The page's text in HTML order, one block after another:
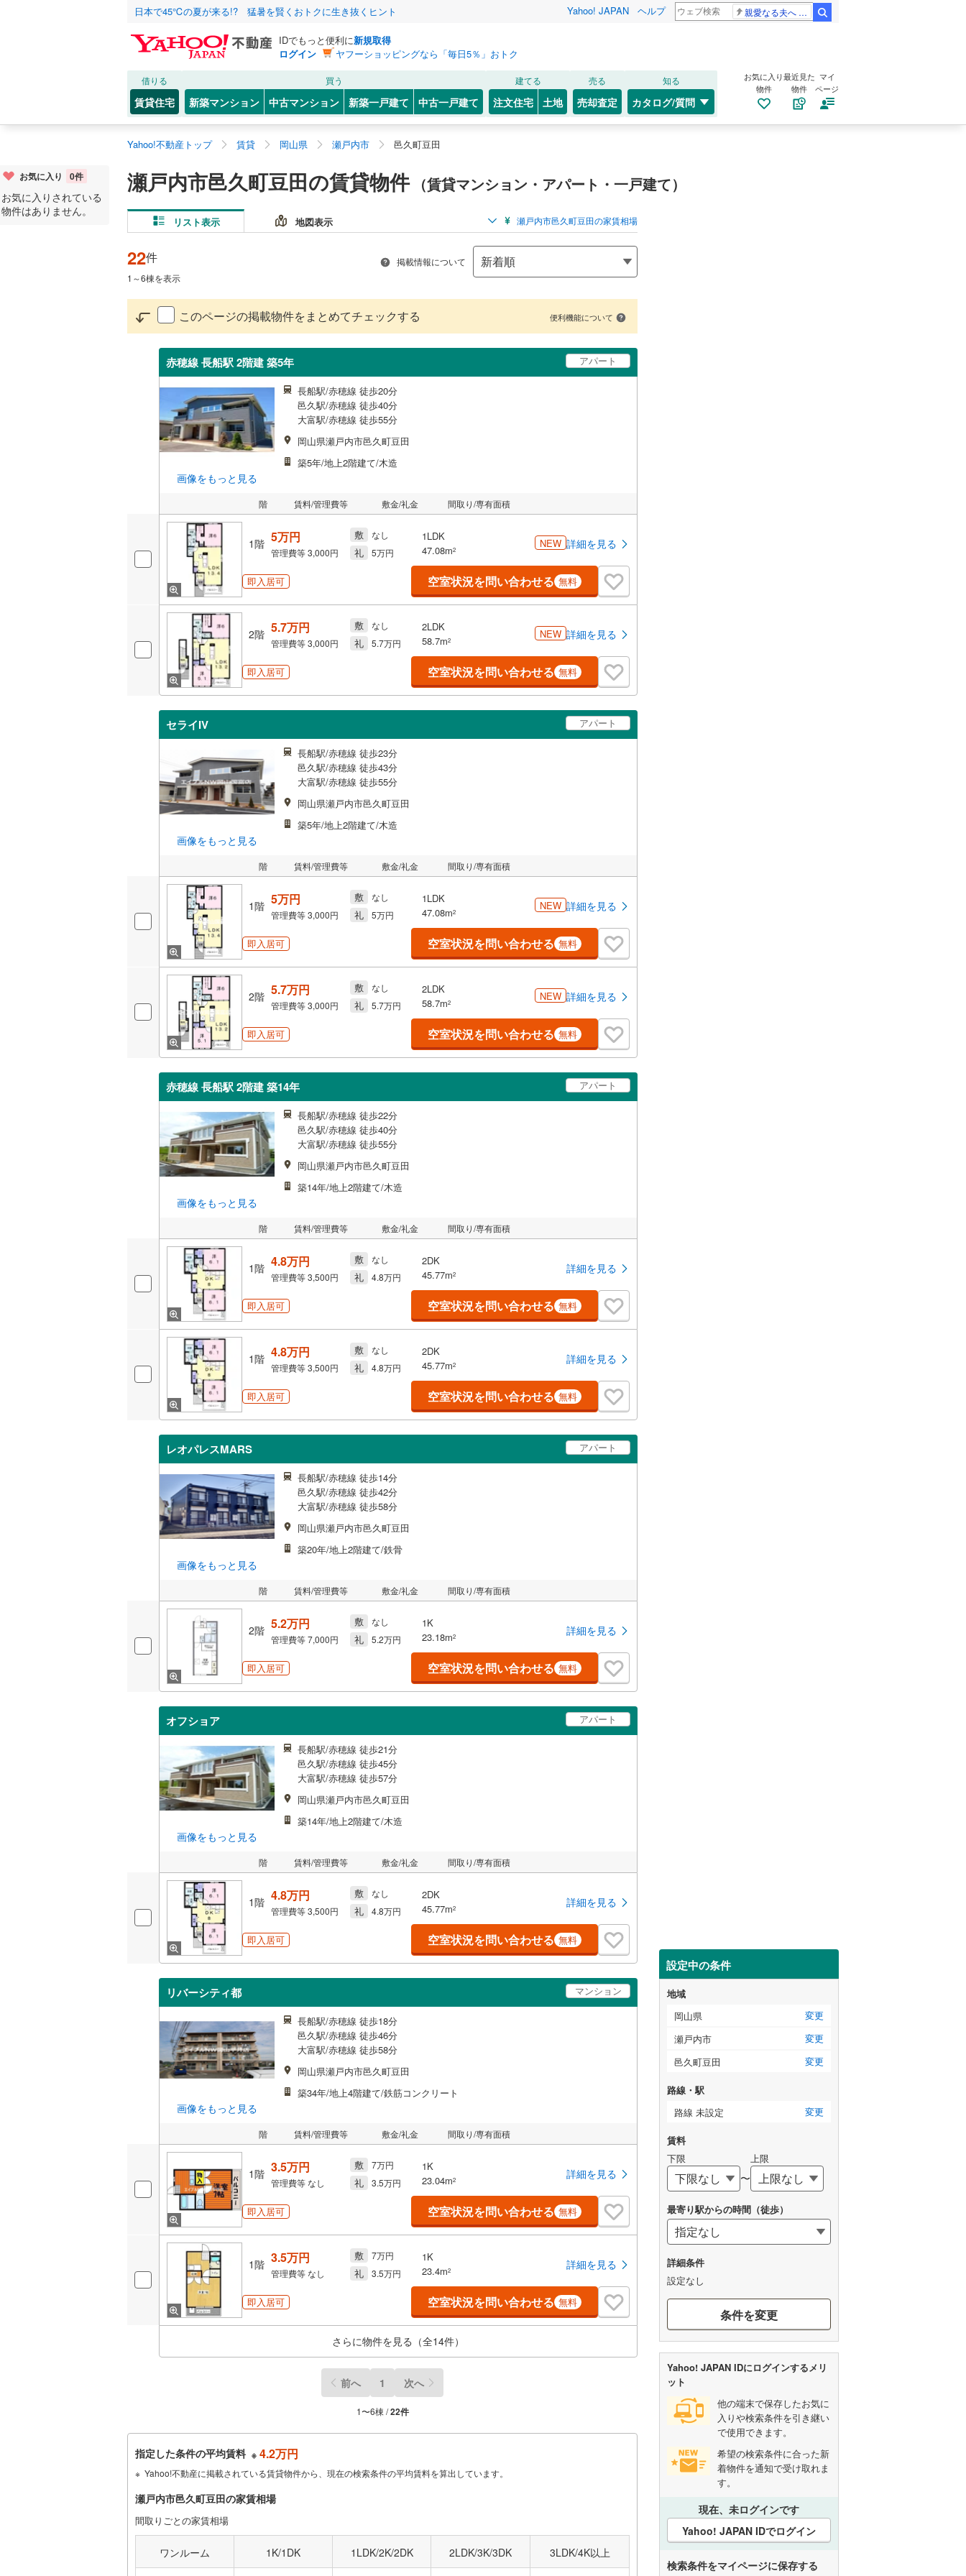
日本で45℃の夏が来る!? 猛暑を賢くおトクに生き抜くヒント Yahoo! JAPAN ヘルプ 親愛なる夫へ 高島ファミリー
IDでもっと便利に新規取得
ログイン
ヤフーショッピングなら「毎日5％」おトク
借りる
賃貸住宅
買う
新築マンション 中古マンション 新築一戸建て 中古一戸建て
建てる
注文住宅 土地
売る
売却査定
知る
カタログ/質問
お気に入り
物件
最近見た
物件
マイ
ページ
Yahoo!不動産トップ 賃貸 岡山県 瀬戸内市 邑久町豆田
瀬戸内市邑久町豆田の賃貸物件 （賃貸マンション・アパート・一戸建て）
リスト表示 地図表示 瀬戸内市邑久町豆田の家賃相場
22件
1 ～6棟を表示
掲載情報について
このページの掲載物件をまとめてチェックする 便利機能について
赤穂線 長船駅 2階建 築5年 アパート
画像をもっと見る
長船駅/赤穂線 徒歩20分
邑久駅/赤穂線 徒歩40分
大富駅/赤穂線 徒歩55分
岡山県瀬戸内市邑久町豆田
築5年/地上2階建て/木造
階 賃料/管理費等 敷金/礼金 間取り/専有面積
1階 5万円
管理費等3,000円
敷 なし
礼 5万円
1LDK
47.08m2
NEW 詳細を見る
即入居可 空室状況を問い合わせる 無料
2階 5.7万円
管理費等3,000円
敷 なし
礼 5.7万円
2LDK
58.7m2
NEW 詳細を見る
即入居可 空室状況を問い合わせる 無料
セライIV アパート
画像をもっと見る
長船駅/赤穂線 徒歩23分
邑久駅/赤穂線 徒歩43分
大富駅/赤穂線 徒歩55分
岡山県瀬戸内市邑久町豆田
築5年/地上2階建て/木造
階 賃料/管理費等 敷金/礼金 間取り/専有面積
1階 5万円
管理費等3,000円
敷 なし
礼 5万円
1LDK
47.08m2
NEW 詳細を見る
即入居可 空室状況を問い合わせる 無料
2階 5.7万円
管理費等3,000円
敷 なし
礼 5.7万円
2LDK
58.7m2
NEW 詳細を見る
即入居可 空室状況を問い合わせる 無料
赤穂線 長船駅 2階建 築14年 アパート
画像をもっと見る
長船駅/赤穂線 徒歩22分
邑久駅/赤穂線 徒歩40分
大富駅/赤穂線 徒歩55分
岡山県瀬戸内市邑久町豆田
築14年/地上2階建て/木造
階 賃料/管理費等 敷金/礼金 間取り/専有面積
1階 4.8万円
管理費等3,500円
敷 なし
礼 4.8万円
2DK
45.77m2 詳細を見る
即入居可 空室状況を問い合わせる 無料
1階 4.8万円
管理費等3,500円
敷 なし
礼 4.8万円
2DK
45.77m2 詳細を見る
即入居可 空室状況を問い合わせる 無料
レオパレスMARS アパート
画像をもっと見る
長船駅/赤穂線 徒歩14分
邑久駅/赤穂線 徒歩42分
大富駅/赤穂線 徒歩58分
岡山県瀬戸内市邑久町豆田
築20年/地上2階建て/鉄骨
階 賃料/管理費等 敷金/礼金 間取り/専有面積
2階 5.2万円
管理費等7,000円
敷 なし
礼 5.2万円
1K
23.18m2 詳細を見る
即入居可 空室状況を問い合わせる 無料
オフショア アパート
画像をもっと見る
長船駅/赤穂線 徒歩21分
邑久駅/赤穂線 徒歩45分
大富駅/赤穂線 徒歩57分
岡山県瀬戸内市邑久町豆田
築14年/地上2階建て/木造
階 賃料/管理費等 敷金/礼金 間取り/専有面積
1階 4.8万円
管理費等3,500円
敷 なし
礼 4.8万円
2DK
45.77m2 詳細を見る
即入居可 空室状況を問い合わせる 無料
リバーシティ都 マンション
画像をもっと見る
長船駅/赤穂線 徒歩18分
邑久駅/赤穂線 徒歩46分
大富駅/赤穂線 徒歩58分
岡山県瀬戸内市邑久町豆田
築34年/地上4階建て/鉄筋コンクリート
階 賃料/管理費等 敷金/礼金 間取り/専有面積
1階 3.5万円
管理費等なし
敷 7万円
礼 3.5万円
1K
23.04m2 詳細を見る
即入居可 空室状況を問い合わせる 無料
1階 3.5万円
管理費等なし
敷 7万円
礼 3.5万円
1K
23.4m2 詳細を見る
即入居可 空室状況を問い合わせる 無料
さらに物件を見る（全14件）
前へ 1 次へ
1〜6棟 /22件
指定した条件の平均賃料 ※ 4.2万円
Yahoo!不動産に掲載されている賃貸物件から、現在の検索条件の平均賃料を算出しています。
瀬戸内市邑久町豆田の家賃相場
間取りごとの家賃相場
ワンルーム 1K/1DK 1LDK/2K/2DK 2LDK/3K/3DK 3LDK/4K以上
お気に入り 0件
お気に入りされている
物件はありません。
設定中の条件
地域
岡山県
変更
瀬戸内市
変更
邑久町豆田
変更
路線・駅
路線 未設定
変更
賃料
下限
〜
上限
最寄り駅からの時間（徒歩）
詳細条件
設定なし
条件を変更
Yahoo! JAPAN IDにログインするメリ
ット
他の端末で保存したお気に
入りや検索条件を引き継い
で使用できます。
希望の検索条件に合った新
着物件を通知で受け取れま
す。
現在、未ログインです
Yahoo! JAPAN IDでログイン
検索条件をマイページに保存する